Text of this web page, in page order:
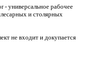
- универсальное рабочее
и столярных
не входит и докупается